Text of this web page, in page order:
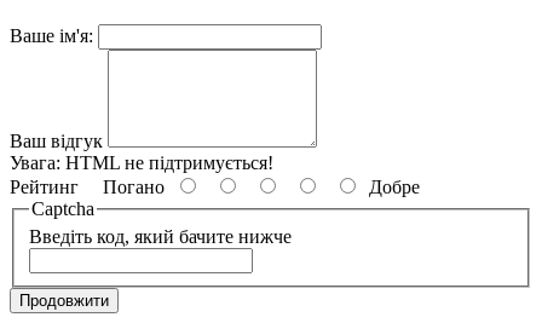
Ваше ім'я:
Ваш відгук
Увага: HTML не підтримується!
Рейтинг Погано
Добре
Captcha
Введіть код, який бачите нижче
Продовжити